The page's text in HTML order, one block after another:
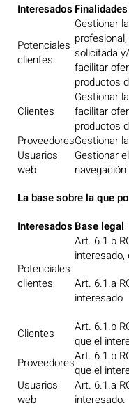
Interesados
Potenciales
clientes
Gestionar
solicitada
facilitar
productos
Clientes
Gestionar
facilitar
productos
ProveedoresGestionar
Usuarios
web
Gestionar
navegación
La base sobre la que
Interesados Base legal
Potenciales
clientes
Art. 6.1.b
Art. 6.1.a
interesado
Clientes
Art. 6.1.b
que el
ProveedoresArt. 6.1.b
que el
Usuarios
web
Art. 6.1.a
interesado.